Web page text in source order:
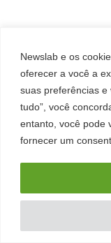
Newslab e os
oferecer a você a
suas preferências e
tudo”, você
entanto, você pode
fornecer um